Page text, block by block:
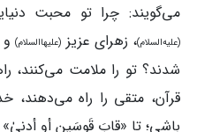
می‌گویند: چرا تو محبت
(علیه‌السلام)، زهرای عزیز (علیهاالسلام)و
شدند؟ تو را ملامت می‌کنند،
قرآن، متقی را راه می‌دهند،
باشی؛ تا «قابَ قَوسَین أو